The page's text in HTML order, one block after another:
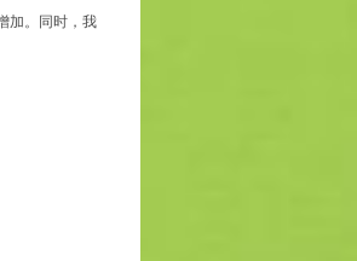
加。同时，我